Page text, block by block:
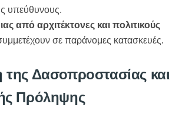
υπεύθυνους.
από αρχιτέκτονες και πολιτικούς
σε παράνομες κατασκευές.
της Δασοπροστασίας και
Πρόληψης